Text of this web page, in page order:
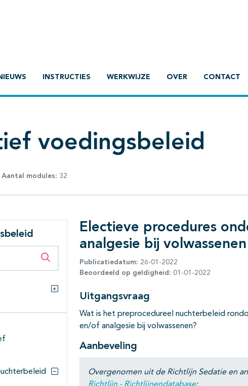
INSTRUCTIES WERKWIJZE OVER CONTACT
voedingsbeleid
Aantal modules: 32
Zoeken binnen deze richtlijn
Alles openklappen
Subpagina's open- en dichtklappen
Electieve procedures
analgesie bij volwassenen
Publicatiedatum: 26-01-2022
Beoordeeld op geldigheid: 01-01-2022
Uitgangsvraag
Wat is het preprocedureel nuchterbeleid
en/of analgesie bij volwassenen?
Aanbeveling
Overgenomen uit de Richtlijn Sedatie en